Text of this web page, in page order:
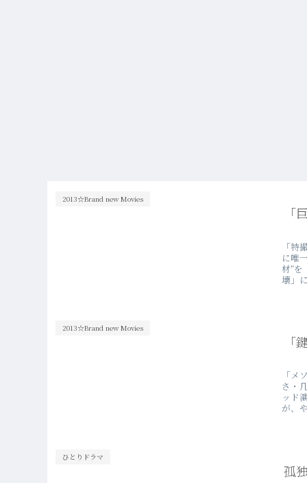
2013☆Brand new Movies
「
「特
に唯
材”を
壊」
2013☆Brand new Movies
「
「
さ・
ッド
が、
ひとりドラマ
孤